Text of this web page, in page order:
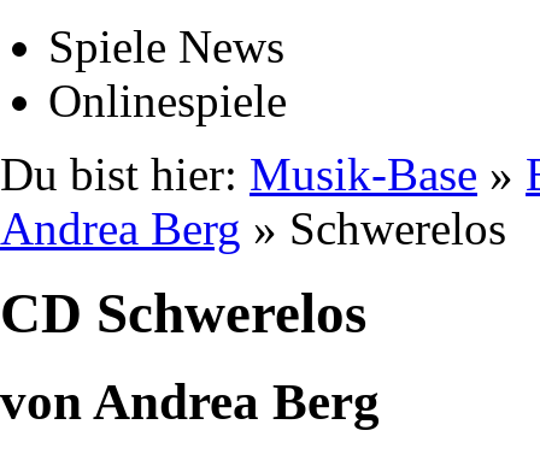
Spiele News
Onlinespiele
Du bist hier: Musik-Base »
Andrea Berg » Schwerelos
CD Schwerelos
von Andrea Berg